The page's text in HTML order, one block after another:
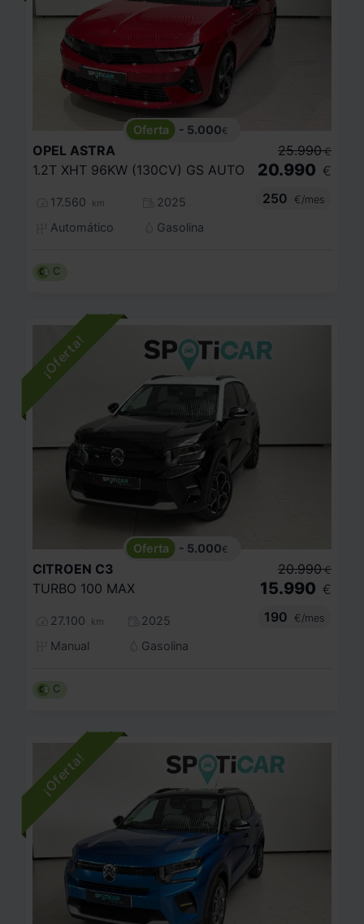
- 5.000€
OPEL ASTRA
1.2T XHT 96KW (130CV) GS AUTO
17.560 km
2025
Automático
Gasolina
25.990 €
20.990 €
250
€/mes
C
- 5.000€
CITROEN C3
TURBO 100 MAX
27.100 km
2025
Manual
Gasolina
20.990 €
15.990 €
190
€/mes
C